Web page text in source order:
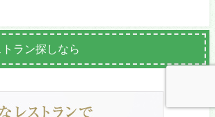
ラン探しなら